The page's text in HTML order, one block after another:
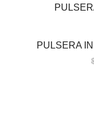
PULSERA